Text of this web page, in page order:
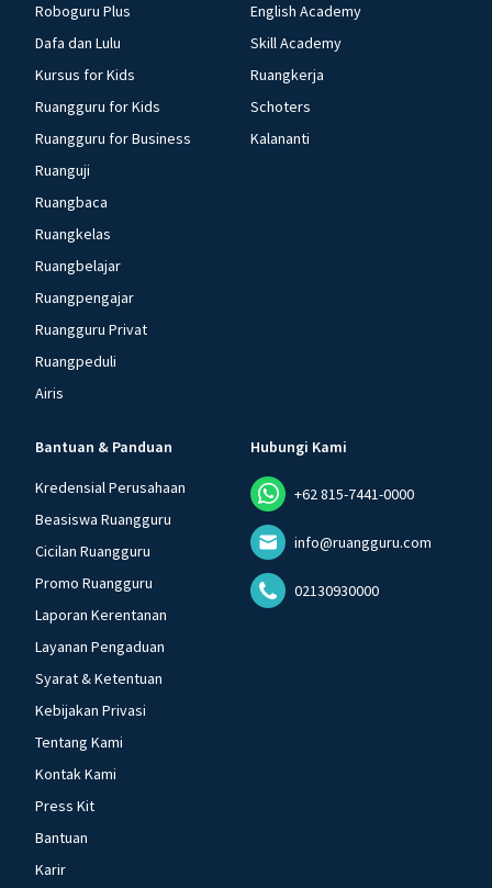
Roboguru Plus
Dafa dan Lulu
Kursus for Kids
Ruangguru for Kids
Ruangguru for Business
Ruanguji
Ruangbaca
Ruangkelas
Ruangbelajar
Ruangpengajar
Ruangguru Privat
Ruangpeduli
Airis
English Academy
Skill Academy
Ruangkerja
Schoters
Kalananti
Bantuan & Panduan
Kredensial Perusahaan
Beasiswa Ruangguru
Cicilan Ruangguru
Promo Ruangguru
Laporan Kerentanan
Layanan Pengaduan
Syarat & Ketentuan
Kebijakan Privasi
Tentang Kami
Kontak Kami
Press Kit
Bantuan
Karir
Hubungi Kami
+62 815-7441-0000
info@ruangguru.com
02130930000